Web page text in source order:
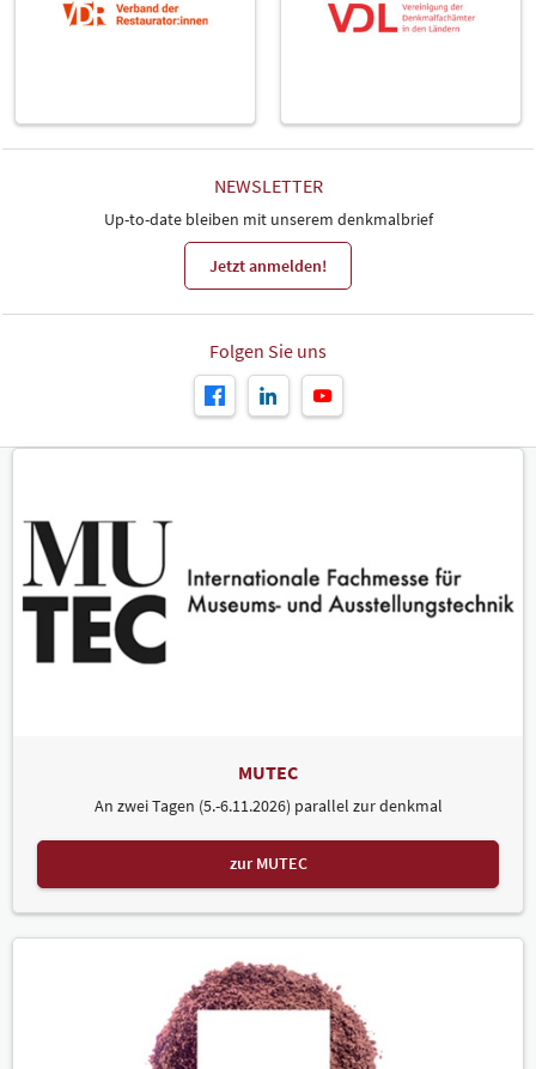
NEWSLETTER
Up-to-date bleiben mit unserem denkmalbrief
Jetzt anmelden!
Folgen Sie uns
MUTEC
An zwei Tagen (5.-6.11.2026) parallel zur denkmal
zur MUTEC